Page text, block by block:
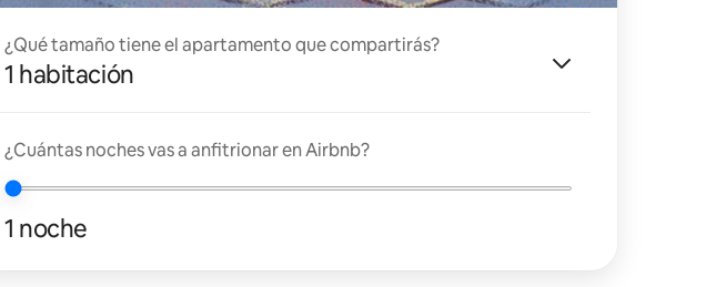
¿Qué tamaño tiene el apartamento que compartirás?
1 habitación
¿Cuántas noches vas a anfitrionar en Airbnb?
1 noche